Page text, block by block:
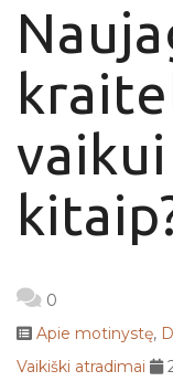
0
Apie motinystę,
Vaikiški atradimai